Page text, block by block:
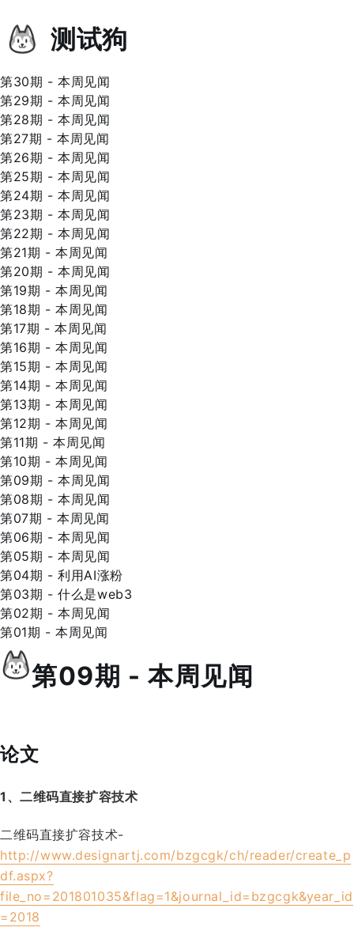
测试狗
第30期 - 本周见闻
第29期 - 本周见闻
第28期 - 本周见闻
第27期 - 本周见闻
第26期 - 本周见闻
第25期 - 本周见闻
第24期 - 本周见闻
第23期 - 本周见闻
第22期 - 本周见闻
第21期 - 本周见闻
第20期 - 本周见闻
第19期 - 本周见闻
第18期 - 本周见闻
第17期 - 本周见闻
第16期 - 本周见闻
第15期 - 本周见闻
第14期 - 本周见闻
第13期 - 本周见闻
第12期 - 本周见闻
第11期 - 本周见闻
第10期 - 本周见闻
第09期 - 本周见闻
第08期 - 本周见闻
第07期 - 本周见闻
第06期 - 本周见闻
第05期 - 本周见闻
第04期 - 利用AI涨粉
第03期 - 什么是web3
第02期 - 本周见闻
第01期 - 本周见闻
第09期 - 本周见闻
论文
1、二维码直接扩容技术
二维码直接扩容技术-
http://www.designartj.com/bzgcgk/ch/reader/create_p
df.aspx?
file_no=201801035&flag=1&journal_id=bzgcgk&year_id
=2018